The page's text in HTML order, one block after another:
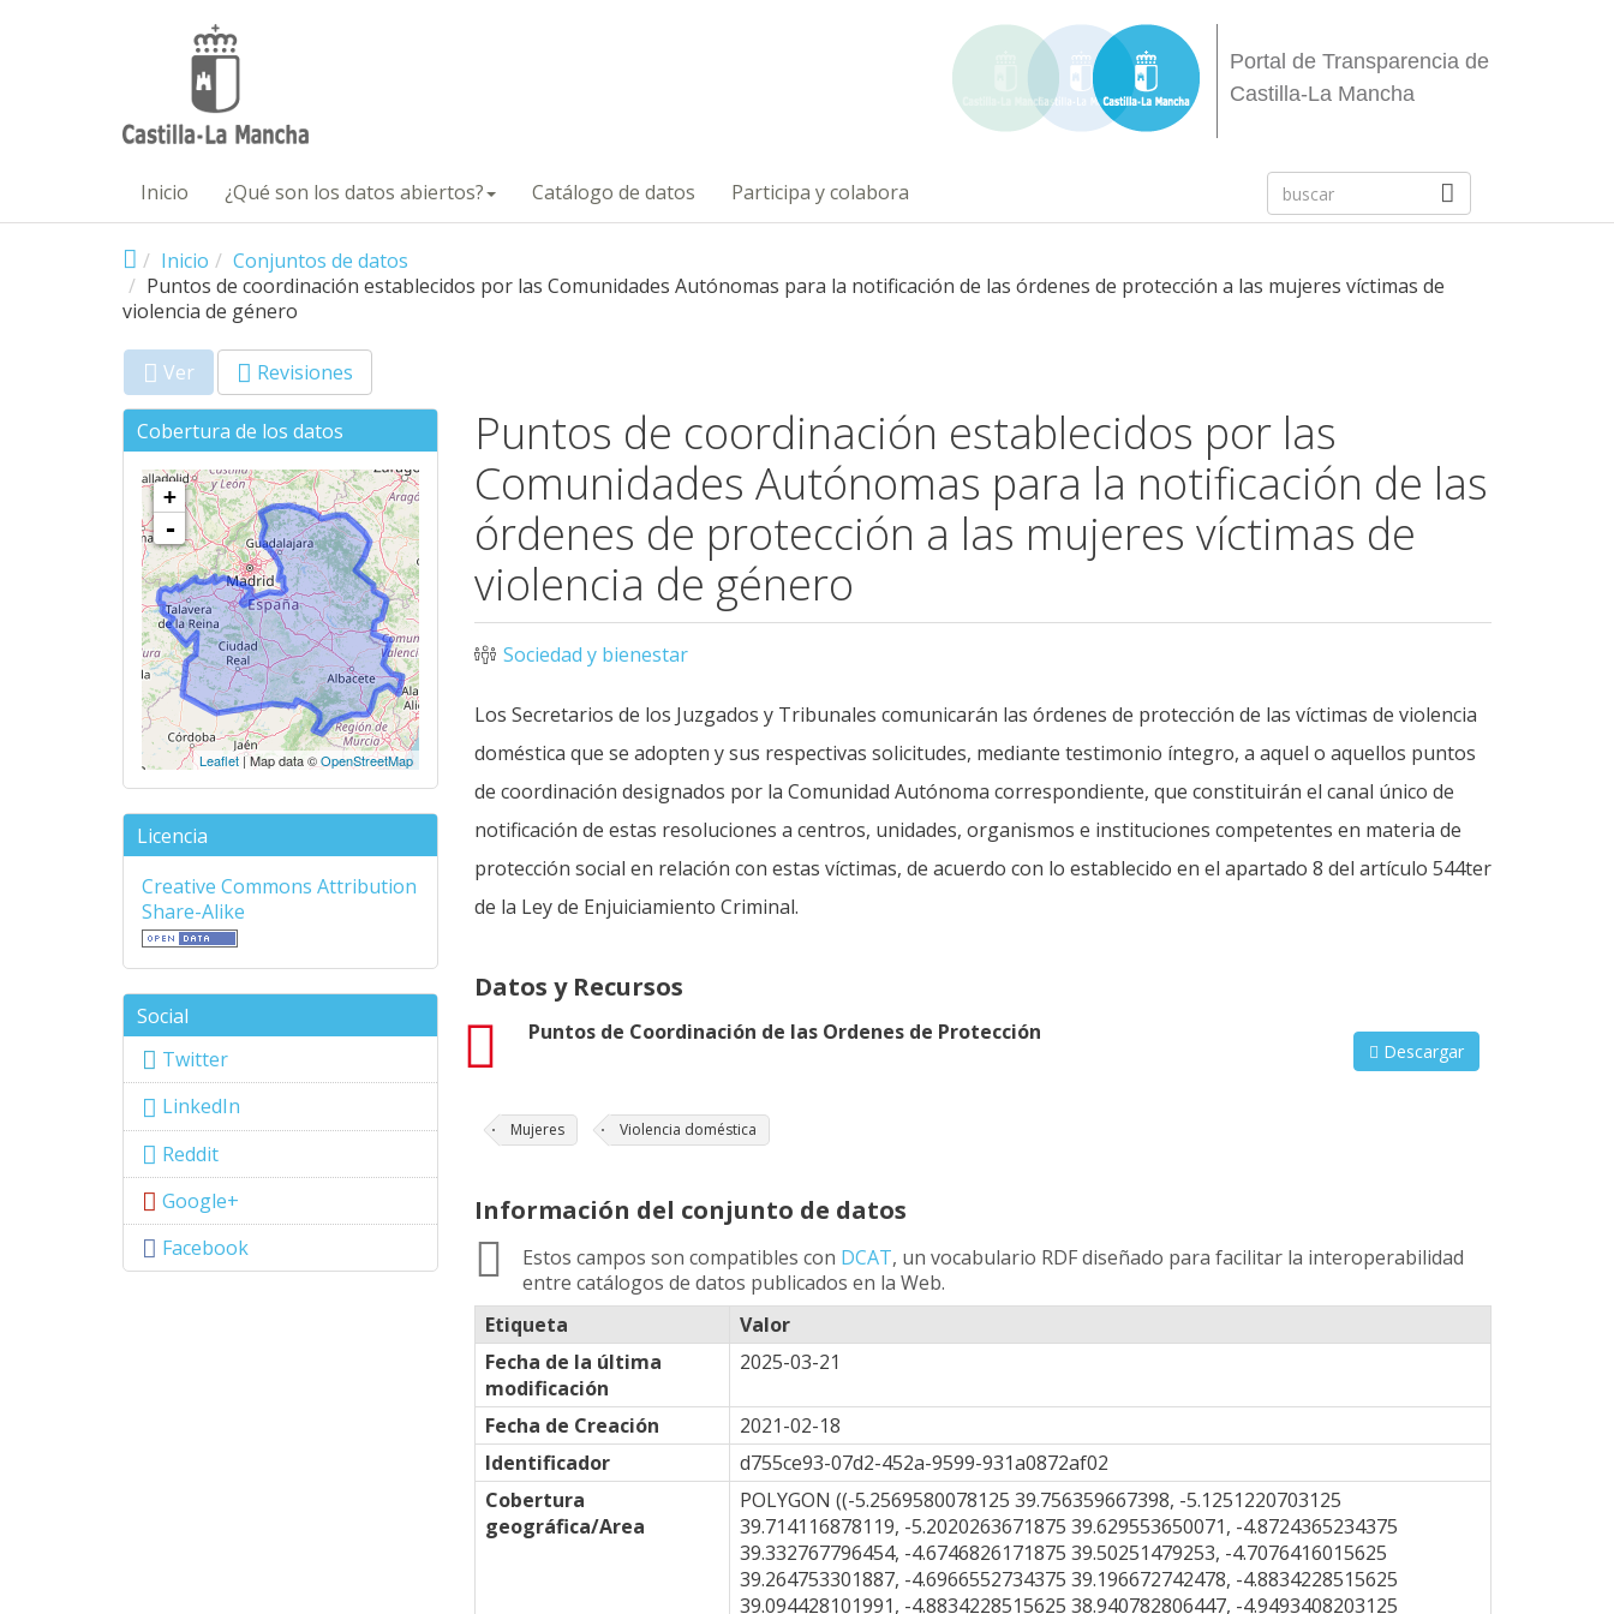
Portal de Transparencia de
Castilla-La Mancha
Inicio ¿Qué son los datos abiertos? Catálogo de datos Participa y colabora
Inicio
Conjuntos de datos
Puntos de coordinación establecidos por las Comunidades Autónomas para la notificación de las órdenes de protección a las mujeres víctimas de
violencia de género
Primary tabs
Ver (solapa
activa)
Revisiones
Cobertura de los datos
+
-
Leaflet| Map data ©OpenStreetMap
Licencia
Creative Commons Attribution
Share-Alike
Social
Twitter
LinkedIn
Reddit
Google+
Facebook
Puntos de coordinación establecidos por las
Comunidades Autónomas para la notificación de las
órdenes de protección a las mujeres víctimas de
violencia de género
Sociedad y bienestar
Los Secretarios de los Juzgados y Tribunales comunicarán las órdenes de protección de las víctimas de violencia
doméstica que se adopten y sus respectivas solicitudes, mediante testimonio íntegro, a aquel o aquellos puntos
de coordinación designados por la Comunidad Autónoma correspondiente, que constituirán el canal único de
notificación de estas resoluciones a centros, unidades, organismos e instituciones competentes en materia de
protección social en relación con estas víctimas, de acuerdo con lo establecido en el apartado 8 del artículo 544ter
de la Ley de Enjuiciamiento Criminal.
Datos y Recursos
Puntos de Coordinación de las Ordenes de Protección
pdf
Descargar
Mujeres Violencia doméstica
Información del conjunto de datos
Estos campos son compatibles con DCAT, un vocabulario RDF diseñado para facilitar la interoperabilidad
entre catálogos de datos publicados en la Web.
Etiqueta
Valor
Fecha de la última
modificación
2025-03-21
Fecha de Creación
2021-02-18
Identificador
d755ce93-07d2-452a-9599-931a0872af02
Cobertura
geográfica/Area
POLYGON ((-5.2569580078125 39.756359667398, -5.1251220703125
39.714116878119, -5.2020263671875 39.629553650071, -4.8724365234375
39.332767796454, -4.6746826171875 39.50251479253, -4.7076416015625
39.264753301887, -4.6966552734375 39.196672742478, -4.8834228515625
39.094428101991, -4.8834228515625 38.940782806447, -4.9493408203125